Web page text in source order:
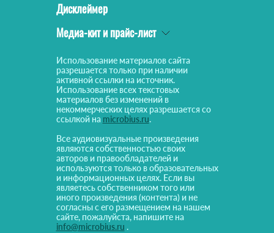
Дисклеймер
Медиа-кит и прайс-лист
Использование материалов сайта
разрешается только при наличии
активной ссылки на источник.
Использование всех текстовых
материалов без изменений в
некоммерческих целях разрешается со
ссылкой на microbius.ru.
Все аудиовизуальные произведения
являются собственностью своих
авторов и правообладателей и
используются только в образовательных
и информационных целях. Если вы
являетесь собственником того или
иного произведения (контента) и не
согласны с его размещением на нашем
сайте, пожалуйста, напишите на
info@microbius.ru .